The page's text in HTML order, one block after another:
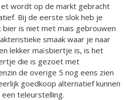
wordt op de markt gebracht
Bij de eerste slok heb je
is niet met mais gebrouwen
smaak waar je naar
lekker maïsbiertje is, is het
die is gezoet met
de overige 5 nog eens zien
goedkoop alternatief kunnen
teleurstelling.